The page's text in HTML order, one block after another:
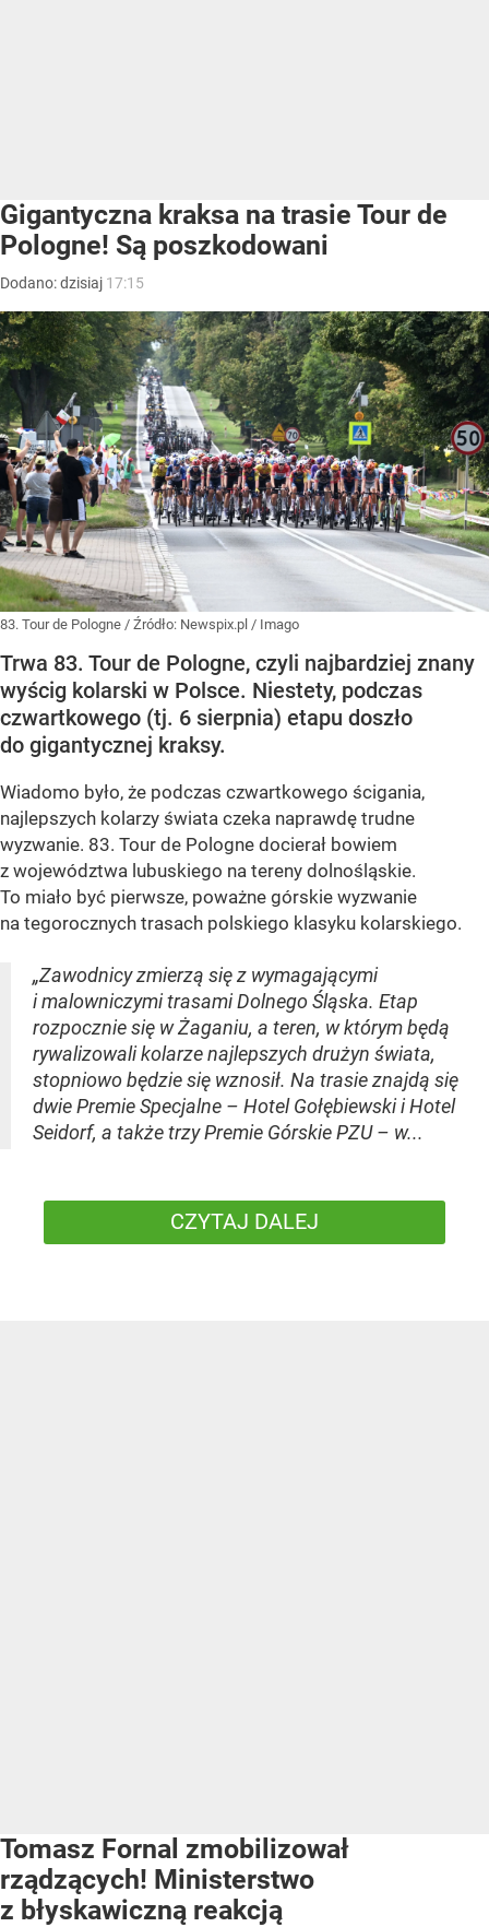
Gigantyczna kraksa na trasie Tour de
Pologne! Są poszkodowani
Dodano:dzisiaj 17:15
83. Tour de Pologne / Źródło: Newspix.pl / Imago
Trwa 83. Tour de Pologne, czyli najbardziej znany
wyścig kolarski w Polsce. Niestety, podczas
czwartkowego (tj. 6 sierpnia) etapu doszło
do gigantycznej kraksy.
Wiadomo było, że podczas czwartkowego ścigania,
najlepszych kolarzy świata czeka naprawdę trudne
wyzwanie. 83. Tour de Pologne docierał bowiem
z województwa lubuskiego na tereny dolnośląskie.
To miało być pierwsze, poważne górskie wyzwanie
na tegorocznych trasach polskiego klasyku kolarskiego.
„Zawodnicy zmierzą się z wymagającymi
i malowniczymi trasami Dolnego Śląska. Etap
rozpocznie się w Żaganiu, a teren, w którym będą
rywalizowali kolarze najlepszych drużyn świata,
stopniowo będzie się wznosił. Na trasie znajdą się
dwie Premie Specjalne – Hotel Gołębiewski i Hotel
Seidorf, a także trzy Premie Górskie PZU – w...
CZYTAJ DALEJ
Tomasz Fornal zmobilizował
rządzących! Ministerstwo
z błyskawiczną reakcją